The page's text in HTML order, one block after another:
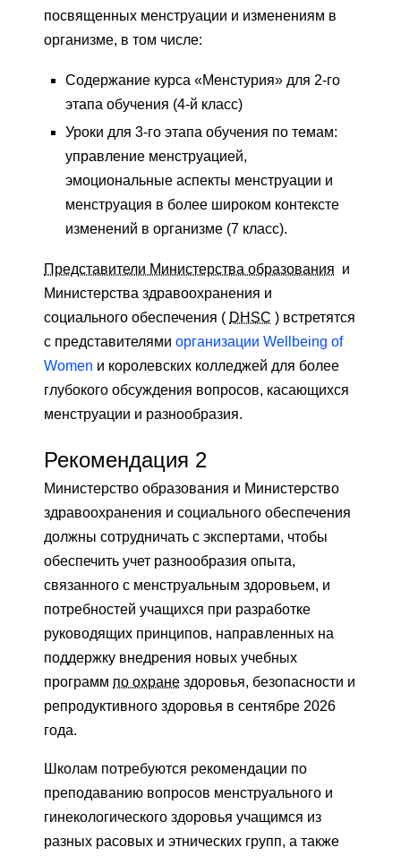
посвященных менструации и изменениям в
организме, в том числе:
Содержание курса «Менстурия» для 2-го
этапа обучения (4-й класс)
Уроки для 3-го этапа обучения по темам:
управление менструацией,
эмоциональные аспекты менструации и
менструация в более широком контексте
изменений в организме (7 класс).
Представители Министерства образования и
Министерства здравоохранения и
социального обеспечения ( DHSC ) встретятся
с представителями организации Wellbeing of
Women и королевских колледжей для более
глубокого обсуждения вопросов, касающихся
менструации и разнообразия.
Рекомендация 2
Министерство образования и Министерство
здравоохранения и социального обеспечения
должны сотрудничать с экспертами, чтобы
обеспечить учет разнообразия опыта,
связанного с менструальным здоровьем, и
потребностей учащихся при разработке
руководящих принципов, направленных на
поддержку внедрения новых учебных
программ по охране здоровья, безопасности и
репродуктивного здоровья в сентябре 2026
года.
Школам потребуются рекомендации по
преподаванию вопросов менструального и
гинекологического здоровья учащимся из
разных расовых и этнических групп, а также